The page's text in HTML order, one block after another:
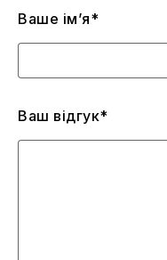
Ваше ім’я*
Ваш відгук*